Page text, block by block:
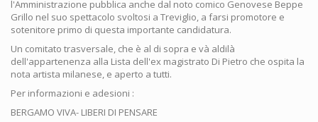
l'Amministrazione pubblica anche dal noto comico Genovese Beppe
Grillo nel suo spettacolo svoltosi a Treviglio, a farsi promotore e
sotenitore primo di questa importante candidatura.
Un comitato trasversale, che è al di sopra e và aldilà
dell'appartenenza alla Lista dell'ex magistrato Di Pietro che ospita la
nota artista milanese, e aperto a tutti.
Per informazioni e adesioni :
BERGAMO VIVA- LIBERI DI PENSARE